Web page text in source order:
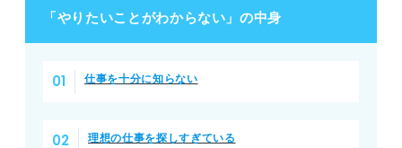
「やりたいことがわからない」の中身
仕事を十分に知らない
理想の仕事を探しすぎている